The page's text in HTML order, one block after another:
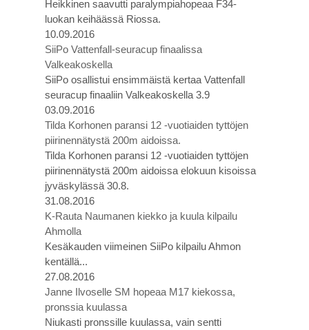
Heikkinen saavutti paralympiahopeaa F34-
luokan keihäässä Riossa.
10.09.2016
SiiPo Vattenfall-seuracup finaalissa
Valkeakoskella
SiiPo osallistui ensimmäistä kertaa Vattenfall
seuracup finaaliin Valkeakoskella 3.9
03.09.2016
Tilda Korhonen paransi 12 -vuotiaiden tyttöjen
piirinennätystä 200m aidoissa.
Tilda Korhonen paransi 12 -vuotiaiden tyttöjen
piirinennätystä 200m aidoissa elokuun kisoissa
jyväskylässä 30.8.
31.08.2016
K-Rauta Naumanen kiekko ja kuula kilpailu
Ahmolla
Kesäkauden viimeinen SiiPo kilpailu Ahmon
kentällä...
27.08.2016
Janne Ilvoselle SM hopeaa M17 kiekossa,
pronssia kuulassa
Niukasti pronssille kuulassa, vain sentti